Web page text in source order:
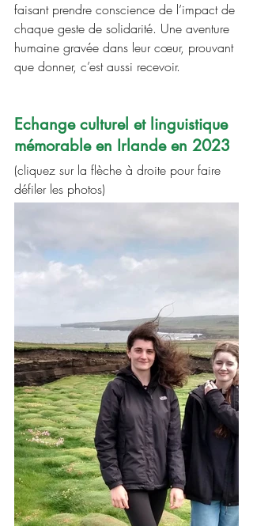
faisant prendre conscience de l’impact de
chaque geste de solidarité. Une aventure
humaine gravée dans leur cœur, prouvant
que donner, c’est aussi recevoir.
Echange culturel et linguistique
mémorable en Irlande en 2023
(cliquez sur la flèche à droite pour faire
défiler les photos)